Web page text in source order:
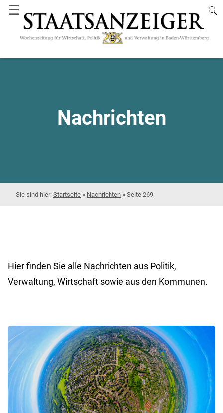
☰
Nachrichten
Startseite » Nachrichten » Seite 269
Hier finden Sie alle Nachrichten aus Politik,
Verwaltung, Wirtschaft sowie aus den Kommunen.